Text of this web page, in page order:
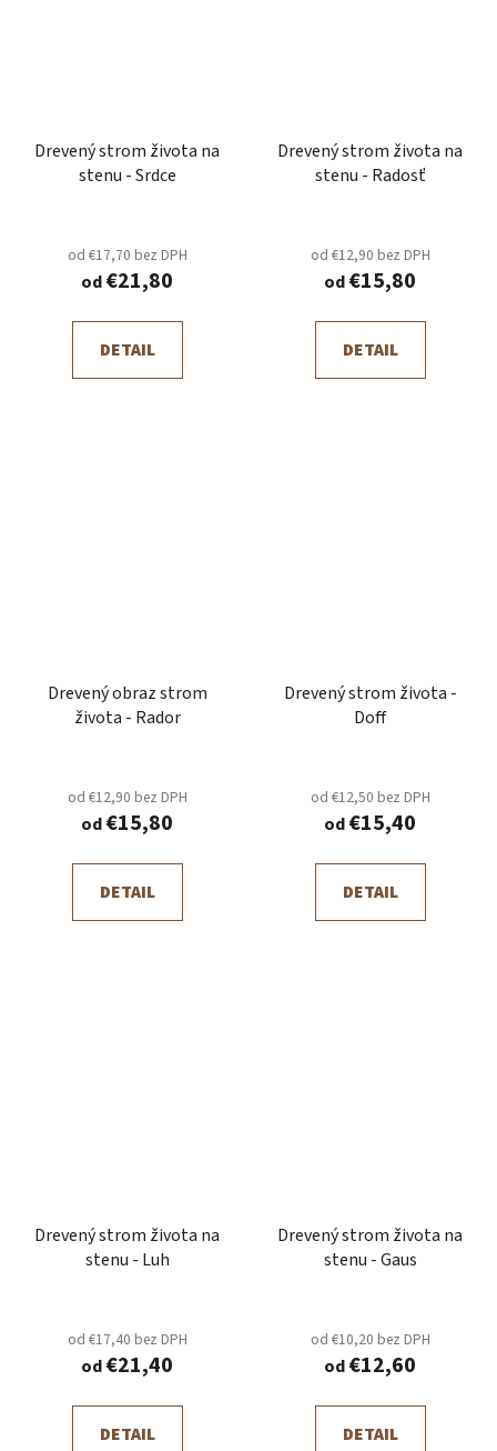
Drevený strom života na
stenu - Srdce
od €17,70 bez DPH
od€21,80
DETAIL
Drevený strom života na
stenu - Radosť
od €12,90 bez DPH
od€15,80
DETAIL
Drevený obraz strom
života - Rador
od €12,90 bez DPH
od€15,80
DETAIL
Drevený strom života -
Doff
od €12,50 bez DPH
od€15,40
DETAIL
Drevený strom života na
stenu - Luh
od €17,40 bez DPH
od€21,40
DETAIL
Drevený strom života na
stenu - Gaus
od €10,20 bez DPH
od€12,60
DETAIL